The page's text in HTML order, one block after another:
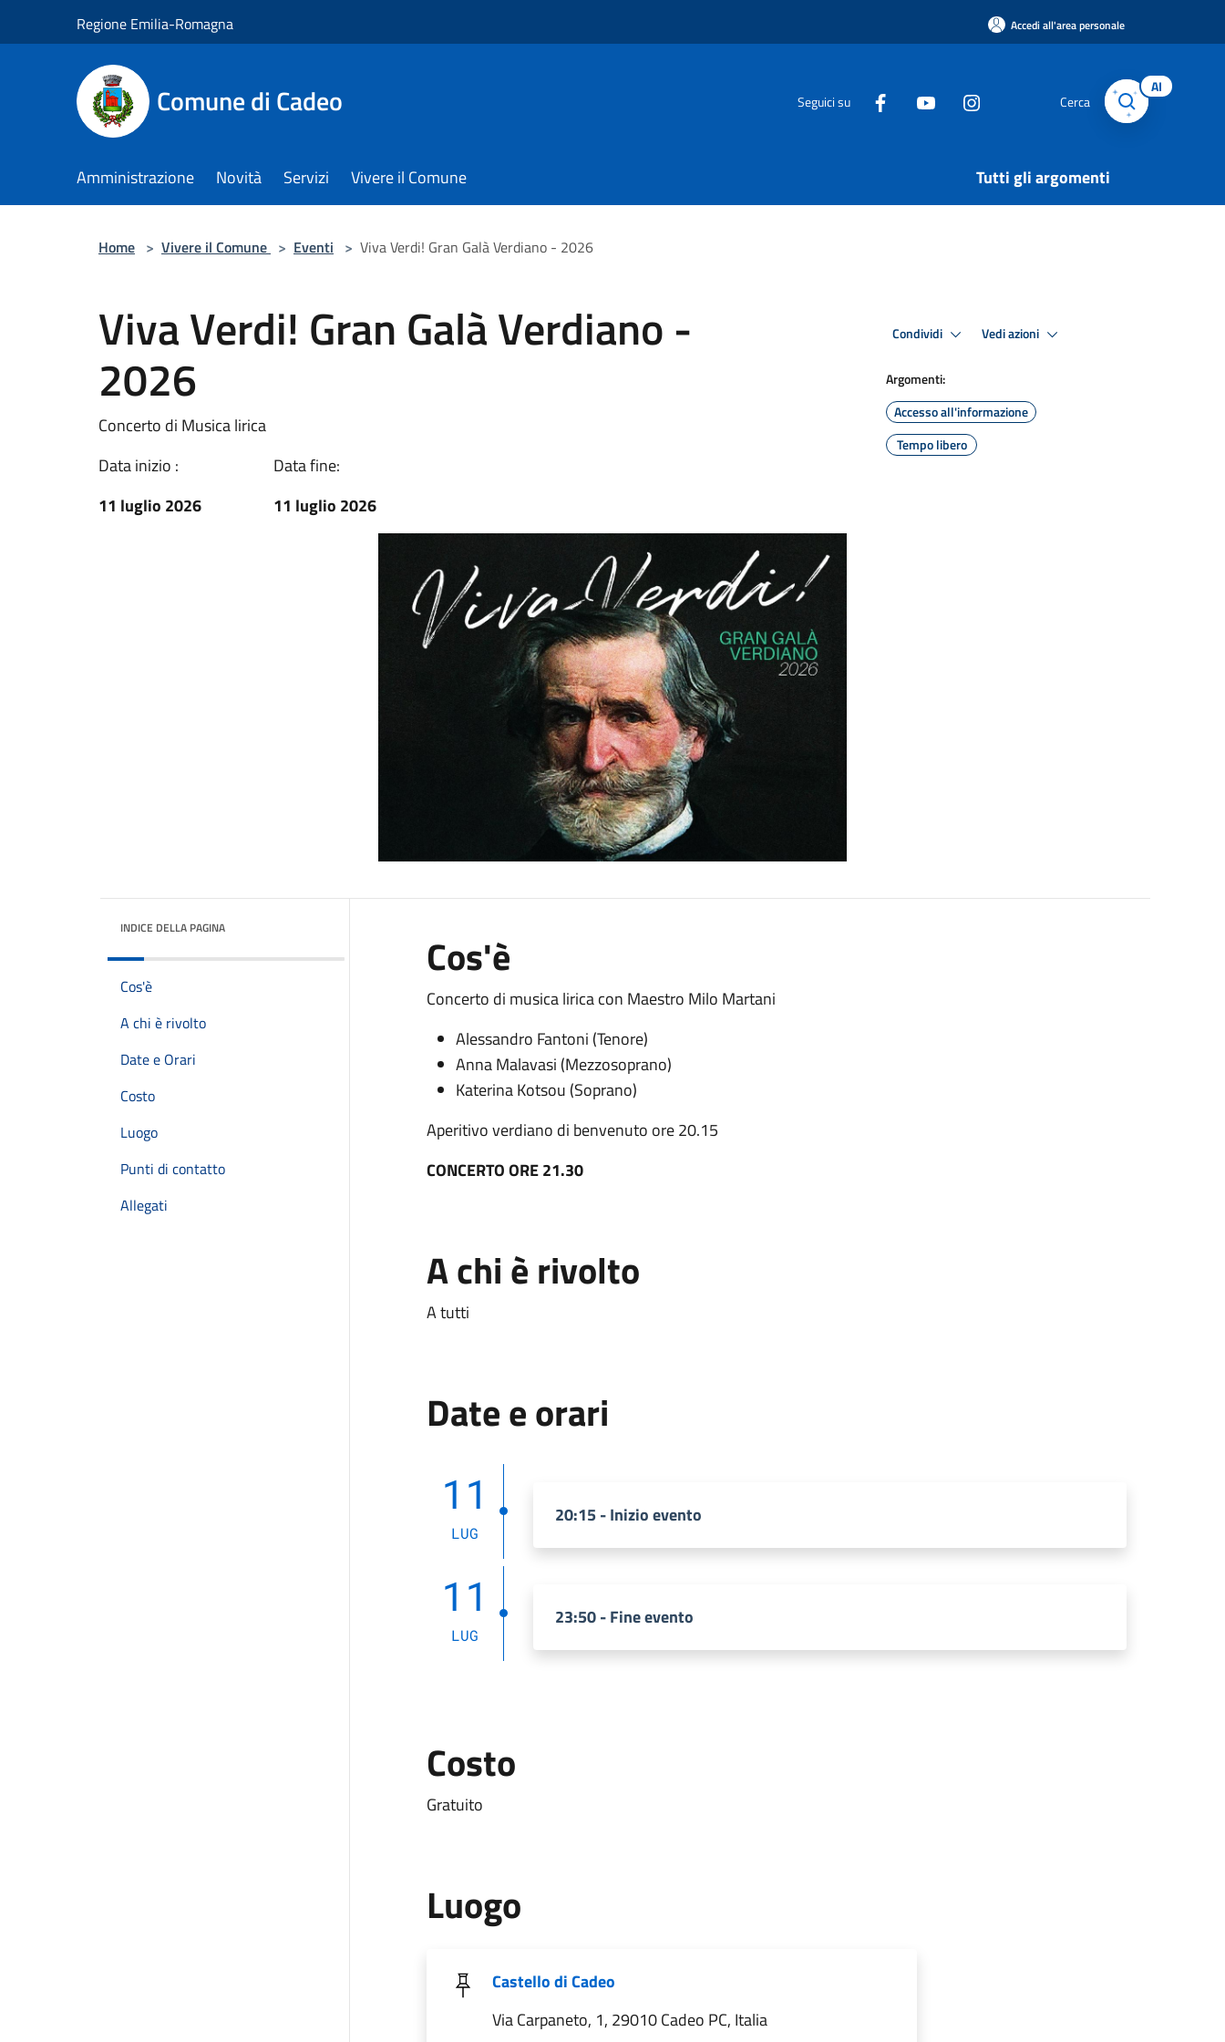
Regione Emilia-Romagna Accedi all'area personale
Comune di Cadeo Seguici su Cerca
AI
Amministrazione Novità Servizi Vivere il Comune Tutti gli argomenti
Home > Vivere il Comune > Eventi > Viva Verdi! Gran Galà Verdiano - 2026
Viva Verdi! Gran Galà Verdiano -
2026
Concerto di Musica lirica
Data inizio :
11 luglio 2026
Data fine:
11 luglio 2026
Condividi Vedi azioni
Argomenti:
Accesso all'informazione
Tempo libero
INDICE DELLA PAGINA
Cos'è
A chi è rivolto
Date e Orari
Costo
Luogo
Punti di contatto
Allegati
Cos'è
Concerto di musica lirica con Maestro Milo Martani
Alessandro Fantoni (Tenore)
Anna Malavasi (Mezzosoprano)
Katerina Kotsou (Soprano)
Aperitivo verdiano di benvenuto ore 20.15
CONCERTO ORE 21.30
A chi è rivolto
A tutti
Date e orari
11
LUG
20:15 - Inizio evento
11
LUG
23:50 - Fine evento
Costo
Gratuito
Luogo
Castello di Cadeo
Via Carpaneto, 1, 29010 Cadeo PC, Italia